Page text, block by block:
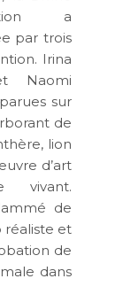
a
par trois
Irina
Naomi
sur
de
lion
d’art
vivant.
de
et
de
dans